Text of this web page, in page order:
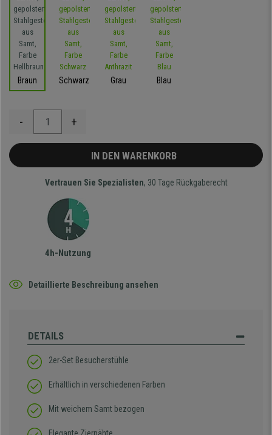
Braun Schwarz Grau Blau
- +
IN DEN WARENKORB
Vertrauen Sie Spezialisten, 30 Tage Rückgaberecht
4h-Nutzung
Detaillierte Beschreibung ansehen
DETAILS
2er-Set Besucherstühle
Erhältlich in verschiedenen Farben
Mit weichem Samt bezogen